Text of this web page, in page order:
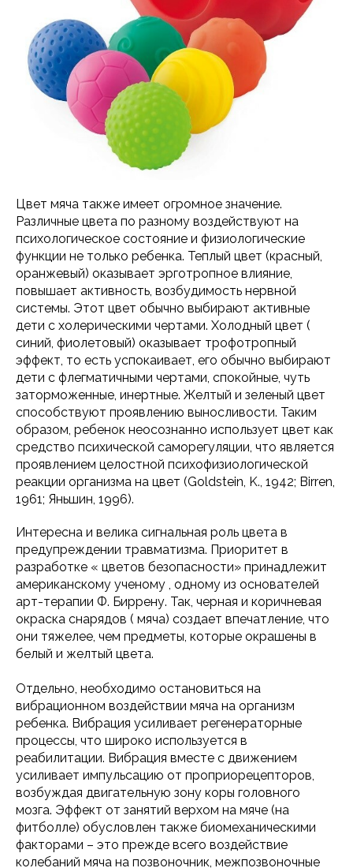
Цвет мяча также имеет огромное значение.
Различные цвета по разному воздействуют на
психологическое состояние и физиологические
функции не только ребенка. Теплый цвет (красный,
оранжевый) оказывает эрготропное влияние,
повышает активность, возбудимость нервной
системы. Этот цвет обычно выбирают активные
дети с холерическими чертами. Холодный цвет (
синий, фиолетовый) оказывает трофотропный
эффект, то есть успокаивает, его обычно выбирают
дети с флегматичными чертами, спокойные, чуть
заторможенные, инертные. Желтый и зеленый цвет
способствуют проявлению выносливости. Таким
образом, ребенок неосознанно использует цвет как
средство психической саморегуляции, что является
проявлением целостной психофизиологической
реакции организма на цвет (Goldstein, K., 1942; Birren,
1961; Яньшин, 1996).
Интересна и велика сигнальная роль цвета в
предупреждении травматизма. Приоритет в
разработке « цветов безопасности» принадлежит
американскому ученому , одному из основателей
арт-терапии Ф. Биррену. Так, черная и коричневая
окраска снарядов ( мяча) создает впечатление, что
они тяжелее, чем предметы, которые окрашены в
белый и желтый цвета.
Отдельно, необходимо остановиться на
вибрационном воздействии мяча на организм
ребенка. Вибрация усиливает регенераторные
процессы, что широко используется в
реабилитации. Вибрация вместе с движением
усиливает импульсацию от проприорецепторов,
возбуждая двигательную зону коры головного
мозга. Эффект от занятий верхом на мяче (на
фитболле) обусловлен также биомеханическими
факторами – это прежде всего воздействие
колебаний мяча на позвоночник, межпозвоночные